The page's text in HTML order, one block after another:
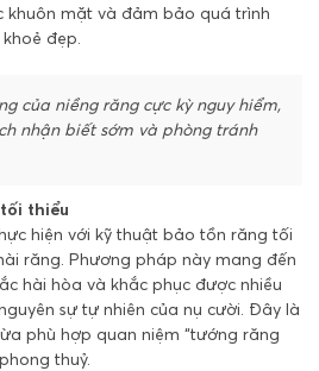
khuôn mặt và đảm bảo quá trình
đẹp.
của niềng răng cực kỳ nguy hiểm,
nhận biết sớm và phòng tránh
thiểu
hiện với kỹ thuật bảo tồn răng tối
răng. Phương pháp này mang đến
hài hòa và khắc phục được nhiều
sự tự nhiên của nụ cười. Đây là
phù hợp quan niệm “tướng răng
thuỷ.